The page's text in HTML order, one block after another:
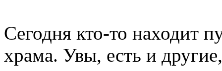
Сегодня кто-то находит
храма. Увы, есть и